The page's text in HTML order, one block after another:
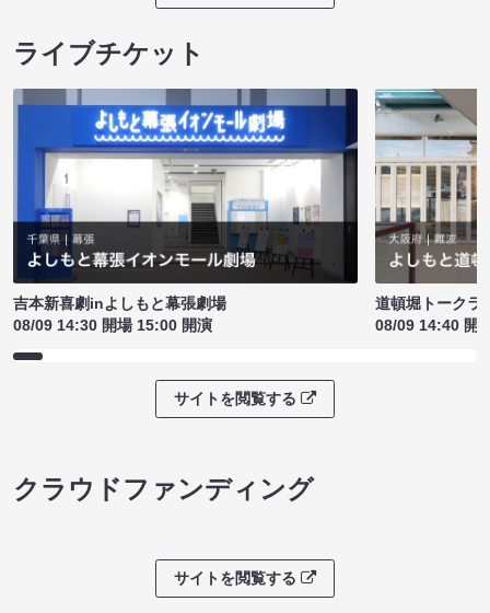
ライブチケット
吉本新喜劇inよしもと幕張劇場
08/09 14:30 開場 15:00 開演
道頓堀トークラ
08/09 14:40 開
サイトを閲覧する
クラウドファンディング
サイトを閲覧する